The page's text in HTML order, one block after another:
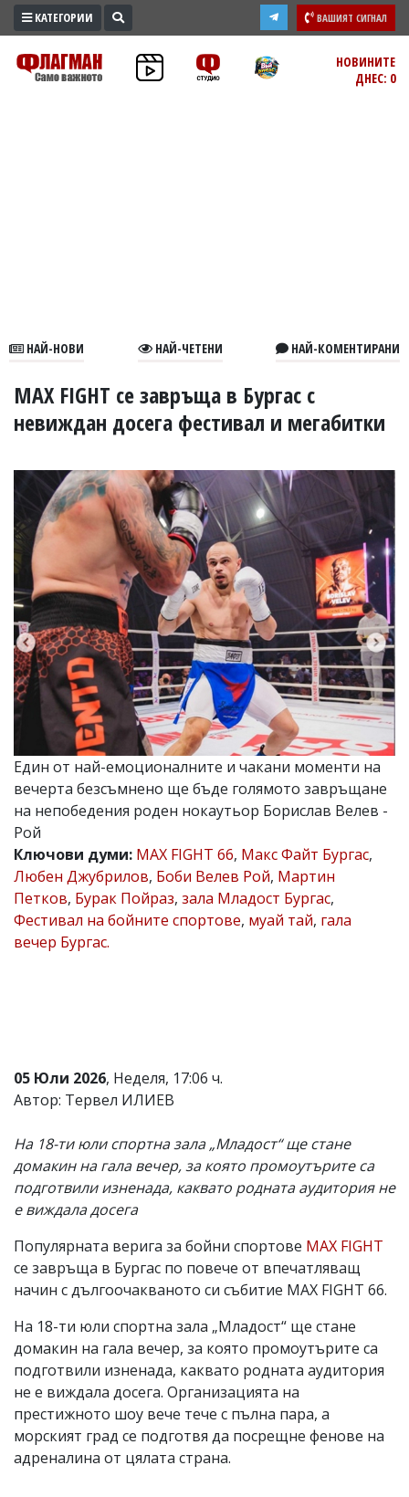
ПРОМО
ЗОНА
В
УКРАЙНА
РАЗСЛЕДВАНЕ
БИЗНЕС
ЮГ
Управители:
Веселин
Василев,
email:
v.vasilev@flagman.bg
Катя
Касабова,
еmail:
k.kassabova@flagman.bg
Главен
Иван
Колев,
email:
office@flagman.bg
Коментарите
под
статиите
се
въвеждат
от
читателите
и
откриете
обиден
коментар,
моля
сигнализирайте
КАТЕГОРИИ ВАШИЯТ СИГНАЛ
НОВИНИТЕ
ДНЕС: 0
НАЙ-НОВИ НАЙ-ЧЕТЕНИ НАЙ-КОМЕНТИРАНИ
MAX FIGHT се завръща в Бургас с
невиждан досега фестивал и мегабитки
Един от най-емоционалните и чакани моменти на
вечерта безсъмнено ще бъде голямото завръщане
на непобедения роден нокаутьор Борислав Велев -
Рой
Ключови думи: MAX FIGHT 66, Макс Файт Бургас,
Любен Джубрилов, Боби Велев Рой, Мартин
Петков, Бурак Пойраз, зала Младост Бургас,
Фестивал на бойните спортове, муай тай, гала
вечер Бургас.
05 Юли 2026, Неделя, 17:06 ч.
Автор: Тервел ИЛИЕВ
На 18-ти юли спортна зала „Младост“ ще стане
домакин на гала вечер, за която промоутърите са
подготвили изненада, каквато родната аудитория не
е виждала досега
Популярната верига за бойни спортове MAX FIGHT
се завръща в Бургас по повече от впечатляващ
начин с дългоочакваното си събитие MAX FIGHT 66.
На 18-ти юли спортна зала „Младост“ ще стане
домакин на гала вечер, за която промоутърите са
подготвили изненада, каквато родната аудитория
не е виждала досега. Организацията на
престижното шоу вече тече с пълна пара, а
морският град се подготвя да посрещне фенове на
адреналина от цялата страна.